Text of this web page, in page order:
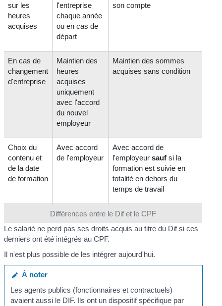
Différences entre le Dif et le CPF
sur les
heures
acquises
l'entreprise
chaque année
ou en cas de
départ
son compte
En cas de
changement
d'entreprise
Maintien des
heures
acquises
uniquement
avec l'accord
du nouvel
employeur
Maintien des sommes
acquises sans condition
Choix du
contenu et
de la date
de formation
Avec accord
de l'employeur
Avec accord de
l'employeursauf si la
formation est suivie en
totalité en dehors du
temps de travail
Le salarié ne perd pas ses droits acquis au titre du Dif si ces
derniers ont été intégrés au CPF.
Il n'est plus possible de les intégrer aujourd'hui.
À noter
Les agents publics (fonctionnaires et contractuels)
avaient aussi le DIF. Ils ont un dispositif spécifique par